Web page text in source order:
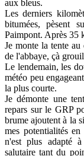
aux bleus.
Les derniers
bitumées, pèsent
Paimpont. Après 35
Je monte la tente
de l'abbaye, çà
Le lendemain, les
météo peu
la plus courte.
Je démonte une
repars sur le GRP
brume ajoutent à la
mes potentialités
n'est plus adapté
salutaire tant du